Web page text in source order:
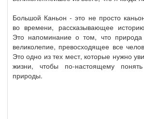
Большой Каньон - это не просто
во времени, рассказывающее
Это напоминание о том, что природа
великолепие, превосходящее все
Это одно из тех мест, которые нужно
жизни, чтобы по-настоящему
природы.